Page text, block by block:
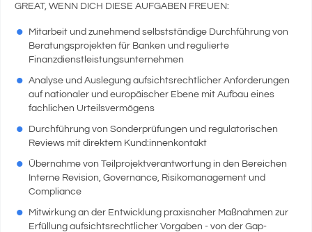
GREAT, WENN DICH DIESE AUFGABEN FREUEN:
Mitarbeit und zunehmend selbstständige Durchführung von
Beratungsprojekten für Banken und regulierte
Finanzdienstleistungsunternehmen
Analyse und Auslegung aufsichtsrechtlicher Anforderungen
auf nationaler und europäischer Ebene mit Aufbau eines
fachlichen Urteilsvermögens
Durchführung von Sonderprüfungen und regulatorischen
Reviews mit direktem Kund:innenkontakt
Übernahme von Teilprojektverantwortung in den Bereichen
Interne Revision, Governance, Risikomanagement und
Compliance
Mitwirkung an der Entwicklung praxisnaher Maßnahmen zur
Erfüllung aufsichtsrechtlicher Vorgaben - von der Gap-